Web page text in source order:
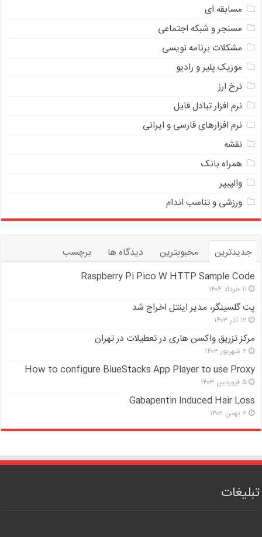
مسابقه ای
مسنجر و شبکه اجتماعی
مشکلات برنامه نویسی
موزیک پلیر و رادیو
نرخ ارز
ﻧﺮﻡ ﺍﻓﺰﺍﺭ ﺗﺒﺎﺩﻝ ﻓﺎﻳﻞ
نرم افزارهای فارسی و ایرانی
نقشه
همراه بانک
والپیپر
ورزشی و تناسب اندام
جدیدترین محبوبترین دیدگاه ها
برچسب
Raspberry Pi Pico W HTTP Sample Code
۱۱ خرداد ۱۴۰۴
پت گلسینگر، مدیر اینتل اخراج شد
۱۲ آذر ۱۴۰۳
مرکز تزریق واکسن هاری در تعطیلات در تهران
۲ شهریور ۱۴۰۳
How to configure BlueStacks App Player to use Proxy
۵ فروردین ۱۴۰۳
Gabapentin Induced Hair Loss
۲ بهمن ۱۴۰۲
تبلیغات